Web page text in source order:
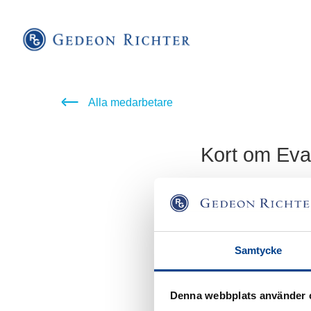
Samtycke
Denna webbplats använder
Alla medarbetare
Kort om Eva
för att långsiktigt
Eva har en
läkemedelsindustrin.
Pharma inom